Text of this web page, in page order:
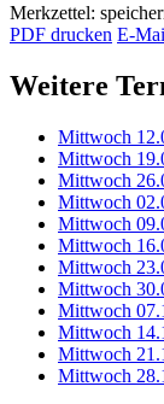
Merkzettel:
PDF drucken E-
Weitere
Mittwoch
Mittwoch
Mittwoch
Mittwoch
Mittwoch
Mittwoch
Mittwoch
Mittwoch
Mittwoch
Mittwoch
Mittwoch
Mittwoch